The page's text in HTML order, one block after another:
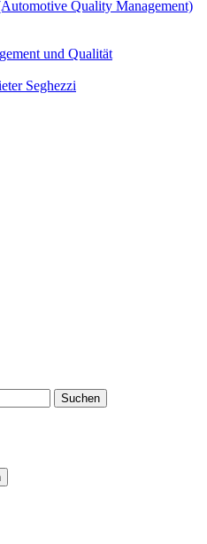
Quality Management)
und Qualität
Seghezzi
Suchen